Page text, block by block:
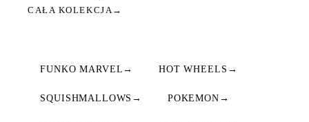
CAŁA KOLEKCJA→
FUNKO MARVEL → HOT WHEELS →
SQUISHMALLOWS → POKEMON →